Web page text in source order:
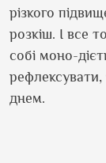
різкого
розкіш. І все
собі моно-
рефлексувати,
днем.